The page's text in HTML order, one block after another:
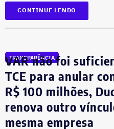
insegurança pública” no
município do Rio de Janeiro
Compliance e
justificativa
A estatal afirma que a
de governança levou à
CONTINUE LENDO
TRANSPARÊNCIA
VAR não foi
TCE para anular
R$ 100 milhões,
renova outro
mesma empresa